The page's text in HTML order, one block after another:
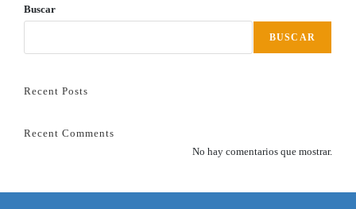
Buscar
BUSCAR
Recent Posts
Recent Comments
No hay comentarios que mostrar.